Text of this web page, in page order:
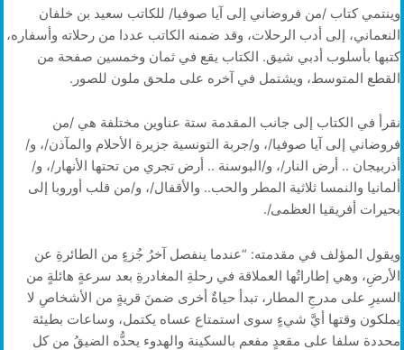
وينتمي كتاب /من فروضاني إلى آيا صوفيا/ للكاتب سعيد بن خلفان
النعماني، إلى أدب الرحلات، وقد ضمنه الكاتب عددا من رحلاته وأسفاره،
كتبها بأسلوب أدبي شيق. الكتاب يقع في ثمان وخمسين صفحة من
القطع المتوسط، ويشتمل في آخره على ملحق ملون للصور.
نقرأ في الكتاب إلى جانب المقدمة ستة عناوين مختلفة هي /من
فروضاني إلى آيا صوفيا/، و/جربة التونسية جزيرة الأحلام والمآذن/، و/
أذربيجان .. أرض النار/، و/البوسنة .. أرض تجري من تحتها الأنهار/، و/
ألمانيا والنمسا ثلاثية المطر والحب.. والأقفال/، و/من قلب أوروبا إلى
بحيرات أفريقيا العظمى/.
ويقول المؤلف في مقدمته: “عندما ينفصل آخرُ جُزءٍ من الطائرةِ عن
الأرضِ، وهي إطاراتُها العملاقة في رحلةِ المغادرةِ بعد سرعةٍ هائلةٍ من
السيرِ على مدرجِ المطار، تبدأ حياةٌ أخرى ضمنَ قريةٍ من الأشخاصِ لا
يملكون وقتها أيَّ شيءٍ سوى استمتاع عساه يكتمل، وساعات بطيئة
محددة سلفا على مقعدٍ مفعم بالسكينة والهدوء يحدُّه الضيقُ من كل